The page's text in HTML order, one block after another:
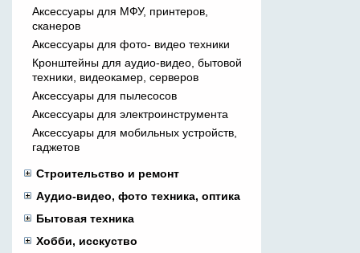
Аксессуары для МФУ, принтеров,
сканеров
Аксессуары для фото- видео техники
Кронштейны для аудио-видео, бытовой
техники, видеокамер, серверов
Аксессуары для пылесосов
Аксессуары для электроинструмента
Аксессуары для мобильных устройств,
гаджетов
Строительство и ремонт
Аудио-видео, фото техника, оптика
Бытовая техника
Хобби, исскуство